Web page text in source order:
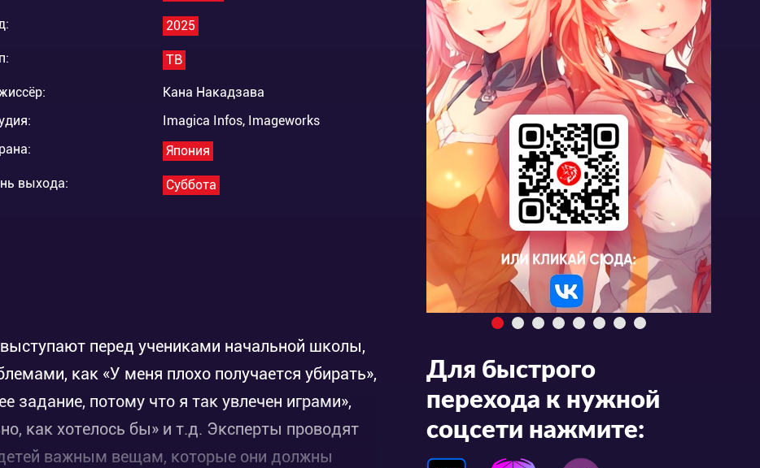
2025
ТВ
Кана Накадзава
Imagica Infos, Imageworks
Япония
выхода: Суббота
перед учениками начальной школы,
как «У меня плохо получается убирать»,
потому что я так увлечен играми»,
как хотелось бы» и т.д. Эксперты проводят
важным вещам, которые они должны
Для быстрого
перехода к нужной
соцсети нажмите: